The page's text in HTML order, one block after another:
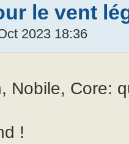
le vent
2023 18:36
Nobile, Core:
!